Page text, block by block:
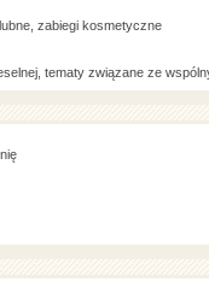
zabiegi kosmetyczne
tematy związane ze